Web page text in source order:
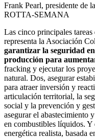
Frank Pearl, presidente de
ROTTA-SEMANA
Las cinco principales
representa la Asociación
garantizar la seguridad
producción para
fracking y ejecutar los
natural. Dos, asegurar
para atraer inversión y
articulación territorial, la
social y la prevención y
asegurar el abastecimiento
en combustibles líquidos. Y
energética realista, basada